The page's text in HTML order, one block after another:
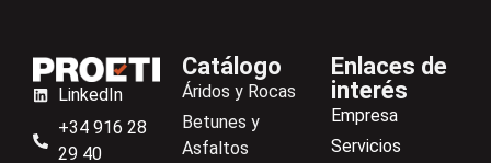
LinkedIn
+34 916 28
29 40
Catálogo
Áridos y Rocas
Betunes y
Asfaltos
Enlaces de
interés
Empresa
Servicios